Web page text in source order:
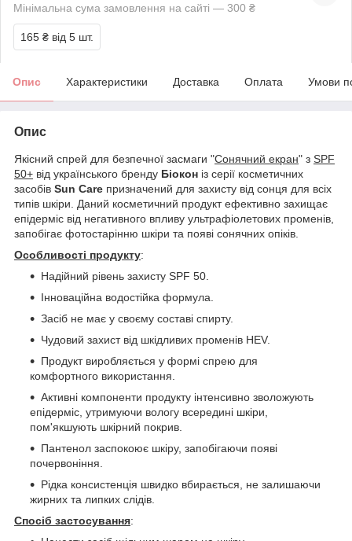
Мінімальна сума замовлення на сайті — 300 ₴
165 ₴ від 5 шт.
Опис Характеристики Доставка Оплата Умови
Опис
Якісний спрей для безпечної засмаги "Сонячний екран" з SPF
50+ від українського бренду Біокон із серії косметичних
засобів Sun Care призначений для захисту від сонця для всіх
типів шкіри. Даний косметичний продукт ефективно захищає
епідерміс від негативного впливу ультрафіолетових променів,
запобігає фотостарінню шкіри та появі сонячних опіків.
Особливості продукту:
Надійний рівень захисту SPF 50.
Інноваційна водостійка формула.
Засіб не має у своєму составі спирту.
Чудовий захист від шкідливих променів HEV.
Продукт виробляється у формі спрею для
комфортного використання.
Активні компоненти продукту інтенсивно зволожують
епідерміс, утримуючи вологу всередині шкіри,
пом'якшують шкірний покрив.
Пантенол заспокоює шкіру, запобігаючи появі
почервоніння.
Рідка консистенція швидко вбирається, не залишаючи
жирних та липких слідів.
Спосіб застосування: